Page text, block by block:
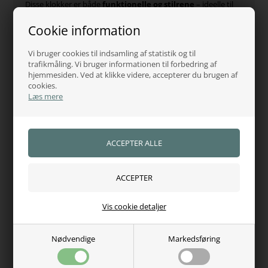
Cookie information
Vi bruger cookies til indsamling af statistik og til
trafikmåling. Vi bruger informationen til forbedring af
hjemmesiden. Ved at klikke videre, accepterer du brugen af
cookies.
Læs mere
Nødvendige Markedsføring
Vis cookie detaljer
Disse klokker er både funktionelle og stilrene – ideelle til
beskyttelse og et flot udtryk.
Del afEskadron Heritage 25/26-kollektionen
Støddæmpende inderside for høj komfort
Slidstærkt ydre materiale for maksimal holdbarhed
Matcher de øvrige Heritage 25/26 produkter i serien
S – M – L – XL